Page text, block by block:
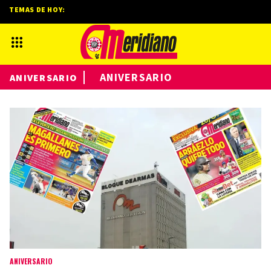
ANIVERSARIO
TEMAS DE HOY:
ANIVERSARIO ANIVERSARIO